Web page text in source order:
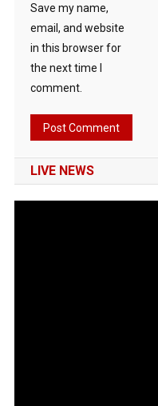
Save my name,
email, and website
in this browser for
the next time I
comment.
LIVE NEWS